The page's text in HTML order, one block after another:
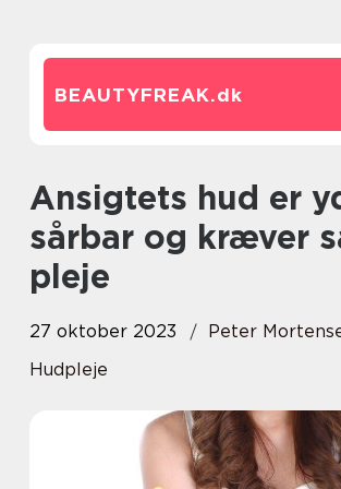
BEAUTYFREAK.dk
Ansigtets hud er yderst
sårbar og kræver
pleje
27 oktober 2023
Peter
Hudpleje